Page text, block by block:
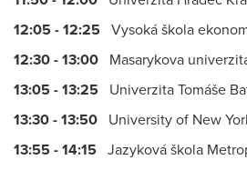
12:05 - 12:25 Vysoká škola
12:30 - 13:00 Masarykova
13:05 - 13:25 Univerzita Tomáše
13:30 - 13:50 University of New
13:55 - 14:15 Jazyková škola